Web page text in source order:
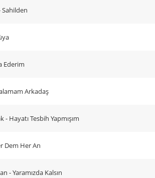
Sahilden
Ederim
Arkadaş
- Hayatı Tesbih Yapmışım
Dem Her An
- Yaramızda Kalsın